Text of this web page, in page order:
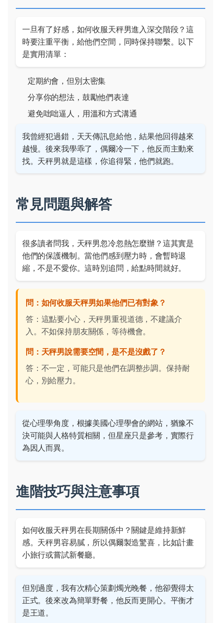
一旦有了好感，如何收服天秤男進入深交階段？這
時要注重平衡，給他們空間，同時保持聯繫。以下
是實用清單：
定期約會，但別太密集
分享你的想法，鼓勵他們表達
避免咄咄逼人，用溫和方式溝通
我曾經犯過錯，天天傳訊息給他，結果他回得越來
越慢。後來我學乖了，偶爾冷一下，他反而主動來
找。天秤男就是這樣，你追得緊，他們就跑。
常見問題與解答
很多讀者問我，天秤男忽冷忽熱怎麼辦？這其實是
他們的保護機制。當他們感到壓力時，會暫時退
縮，不是不愛你。這時別追問，給點時間就好。
問：如何收服天秤男如果他們已有對象？
答：這點要小心，天秤男重視道德，不建議介
入。不如保持朋友關係，等待機會。
問：天秤男說需要空間，是不是沒戲了？
答：不一定，可能只是他們在調整步調。保持耐
心，別給壓力。
從心理學角度，根據美國心理學會的網站，猶豫不
決可能與人格特質相關，但星座只是參考，實際行
為因人而異。
進階技巧與注意事項
如何收服天秤男在長期關係中？關鍵是維持新鮮
感。天秤男容易膩，所以偶爾製造驚喜，比如計畫
小旅行或嘗試新餐廳。
但別過度，我有次精心策劃燭光晚餐，他卻覺得太
正式。後來改為簡單野餐，他反而更開心。平衡才
是王道。